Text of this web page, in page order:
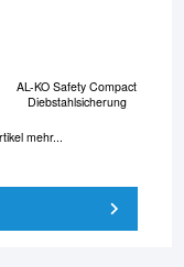
AL-KO Safety Compact
Diebstahlsicherung
mehr...